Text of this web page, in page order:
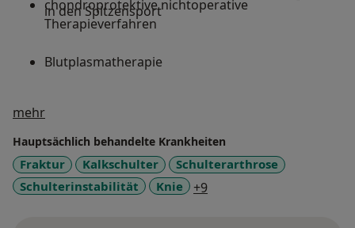
in den Spitzensport
chondroprotektive nichtoperative
Therapieverfahren
Blutplasmatherapie
mehrÜber mich
Hauptsächlich behandelte Krankheiten
Fraktur Kalkschulter
Schulterarthrose
Schulterinstabilität
Knie +9a11y_sr_more_diseases